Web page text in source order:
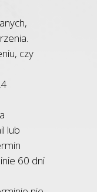
czy
lub
60 dni